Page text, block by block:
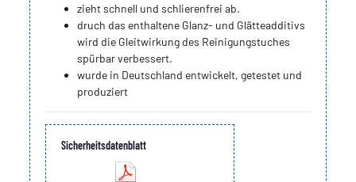
zieht schnell und schlierenfrei ab.
druch das enthaltene Glanz- und Glätteadditivs
wird die Gleitwirkung des Reinigungstuches
spürbar verbessert.
wurde in Deutschland entwickelt, getestet und
produziert
Sicherheitsdatenblatt